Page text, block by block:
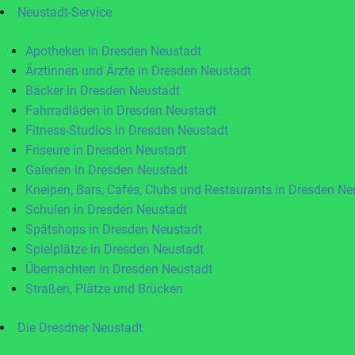
Neustadt-Service
Apotheken in Dresden Neustadt
Ärztinnen und Ärzte in Dresden Neustadt
Bäcker in Dresden Neustadt
Fahrradläden in Dresden Neustadt
Fitness-Studios in Dresden Neustadt
Friseure in Dresden Neustadt
Galerien in Dresden Neustadt
Kneipen, Bars, Cafés, Clubs und Restaurants in Dresden
Schulen in Dresden Neustadt
Spätshops in Dresden Neustadt
Spielplätze in Dresden Neustadt
Übernachten in Dresden Neustadt
Straßen, Plätze und Brücken
Die Dresdner Neustadt